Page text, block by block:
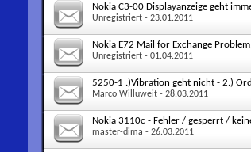
Nokia C3-00 Displayanzeige geht
Unregistriert - 23.01.2011
Nokia E72 Mail for Exchange
Unregistriert - 01.04.2011
5250-1 .)Vibration geht nicht - 2.)
Marco Willuweit - 28.03.2011
Nokia 3110c - Fehler / gesperrt /
master-dima - 26.03.2011